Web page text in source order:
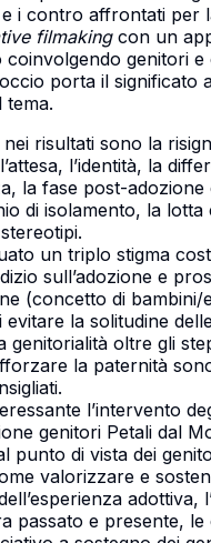
i contro affrontati per
filmakingcon un
coinvolgendo genitori e
porta il significato
tema.
nei risultati sono la
l’identità, la
la fase post-adozione
di isolamento, la
un triplo stigma
sull’adozione e
(concetto di bambini/
la solitudine
genitorialità oltre gli
la paternità
l’intervento
genitori Petali dal
punto di vista dei
valorizzare e
adottiva,
passato e presente,